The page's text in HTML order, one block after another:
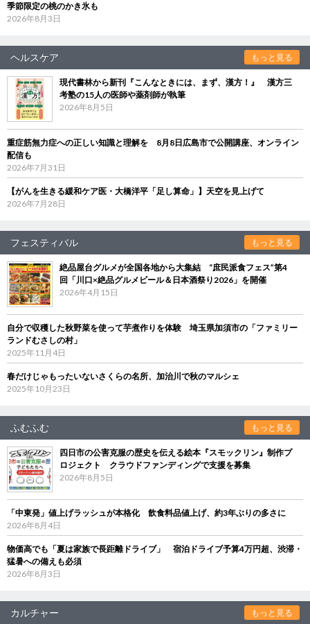
季節限定の桃のかき氷も
2026年8月3日
ヘルスケア もっと見る
現代書林から新刊『こんなときには、まず、漢方！』 漢方三
考塾の15人の医師や薬剤師が執筆
2026年8月5日
重症筋無力症への正しい知識と理解を 8月8日広島市で公開講座、オンライン
配信も
2026年7月31日
【がんを生きる緩和ケア医・大橋洋平「足し算命」】天空を見上げて
2026年7月28日
フェスティバル もっと見る
絶品屋台グルメが全国各地から大集結 “庶民派食フェス”第4
回「川口×絶品グルメビール＆日本酒祭り2026」を開催
2026年4月15日
自分で収穫した秋野菜を使って芋煮作りを体験 埼玉県加須市の「ファミリー
ランドむさしの村」
2025年11月4日
春だけじゃもったいないさくらの名所、加治川で秋のマルシェ
2025年10月23日
ふむふむ もっと見る
四日市の公害克服の歴史を伝える絵本『スモックリン』制作プ
ロジェクト クラウドファンディングで支援を募集
2026年8月5日
「中東発」値上げラッシュが本格化 飲食料品値上げ、約3年ぶりの多さに
2026年8月4日
物価高でも「夏は家族で長距離ドライブ」 宿泊ドライブ予算4万円超、渋滞・
猛暑への備えも必須
2026年8月3日
カルチャー もっと見る